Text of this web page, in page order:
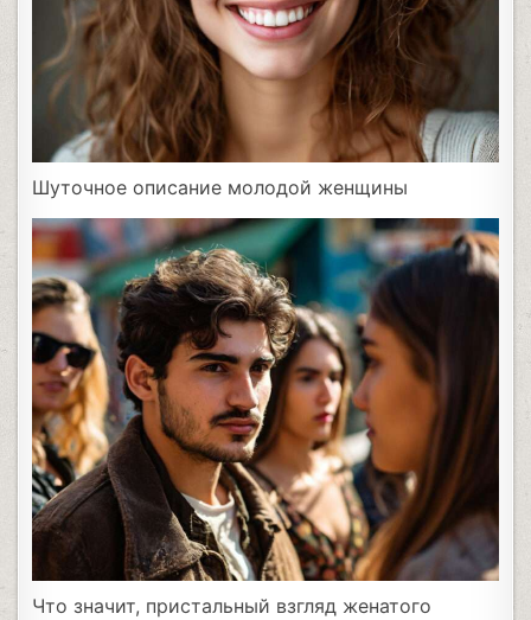
Шуточное описание молодой женщины
Что значит, пристальный взгляд женатого